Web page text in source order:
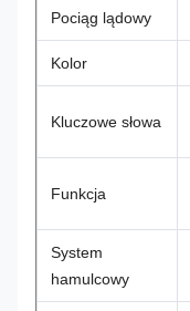
Pociąg lądowy
Kolor
Kluczowe słowa
Funkcja
System
hamulcowy